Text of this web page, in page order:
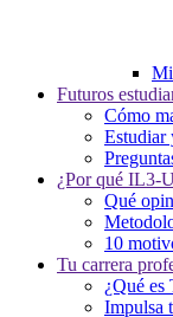
Futuros
Cómo
Estudiar
¿Por qué IL3-
Qué
10
Tu carrera
¿Qué
Impulsa